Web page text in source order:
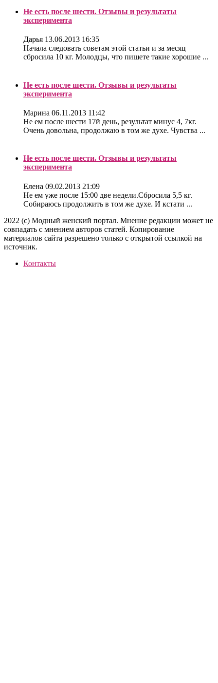
Не есть после шести. Отзывы и результаты
эксперимента
Дарья 13.06.2013 16:35
Начала следовать советам этой статьи и за месяц
сбросила 10 кг. Молодцы, что пишете такие хорошие ...
Не есть после шести. Отзывы и результаты
эксперимента
Марина 06.11.2013 11:42
Не ем после шести 17й день, результат минус 4, 7кг.
Очень довольна, продолжаю в том же духе. Чувства ...
Не есть после шести. Отзывы и результаты
эксперимента
Елена 09.02.2013 21:09
Не ем уже после 15:00 две недели.Сбросила 5,5 кг.
Собираюсь продолжить в том же духе. И кстати ...
2022 (c) Модный женский портал. Мнение редакции может не
совпадать с мнением авторов статей. Копирование
материалов сайта разрешено только с открытой ссылкой на
источник.
Контакты